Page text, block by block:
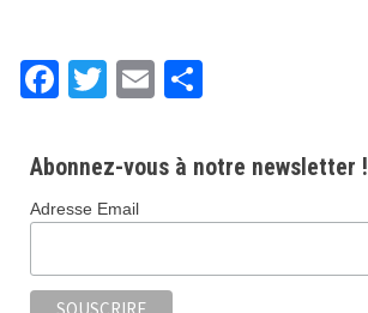
Fa
b
o
o
k
T
tt
er
E
ai
P
ta
r
Abonnez-vous à notre newsletter !
Adresse Email